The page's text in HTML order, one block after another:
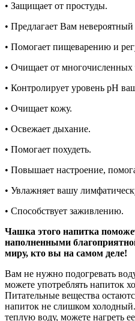
• Защищает от простуды.
• Предлагает Вам невероятный
• Помогает пищеварению и
• Очищает от многочисленных
• Контролирует уровень рН
• Очищает кожу.
• Освежает дыхание.
• Помогает похудеть.
• Повышает настроение,
• Увлажняет вашу
• Способствует заживлению.
Чашка этого напитка
наполненными
миру, кто вы на самом деле!
Вам не нужно подогревать
можете употреблять напиток
Питательные вещества
напиток не слишком
теплую воду, можете нагреть